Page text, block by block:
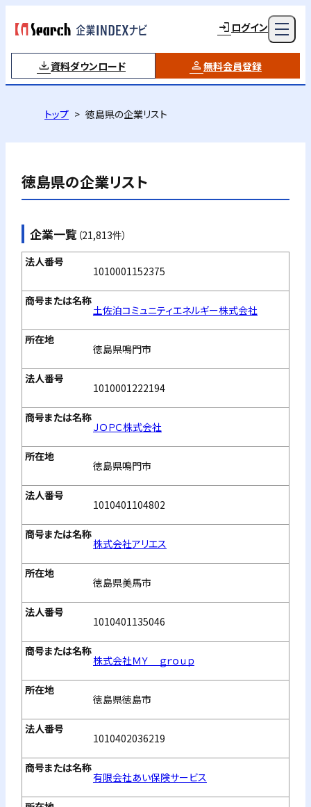
ログイン
資料ダウンロード 無料会員登録
トップ 徳島県の企業リスト
徳島県の企業リスト
企業一覧 （21,813件）
1010001152375
土佐泊コミュニティエネルギー株式会社
徳島県鳴門市
1010001222194
ＪＯＰＣ株式会社
徳島県鳴門市
1010401104802
株式会社アリエス
徳島県美馬市
1010401135046
株式会社ＭＹ ｇｒｏｕｐ
徳島県徳島市
1010402036219
有限会社あい保険サービス